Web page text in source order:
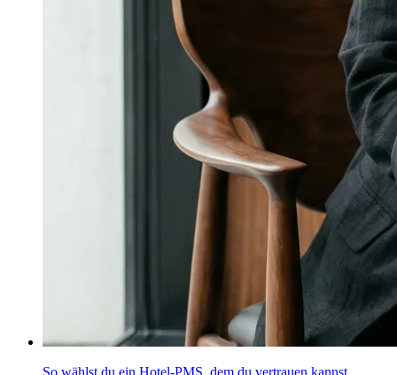
So wählst du ein Hotel-PMS, dem du vertrauen kannst